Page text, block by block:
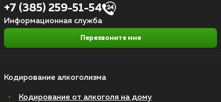
Кодирование алкоголизма
Кодирование от алкоголя на дому
+7 (385) 259-51-54
Информационная служба
Перезвоните мне